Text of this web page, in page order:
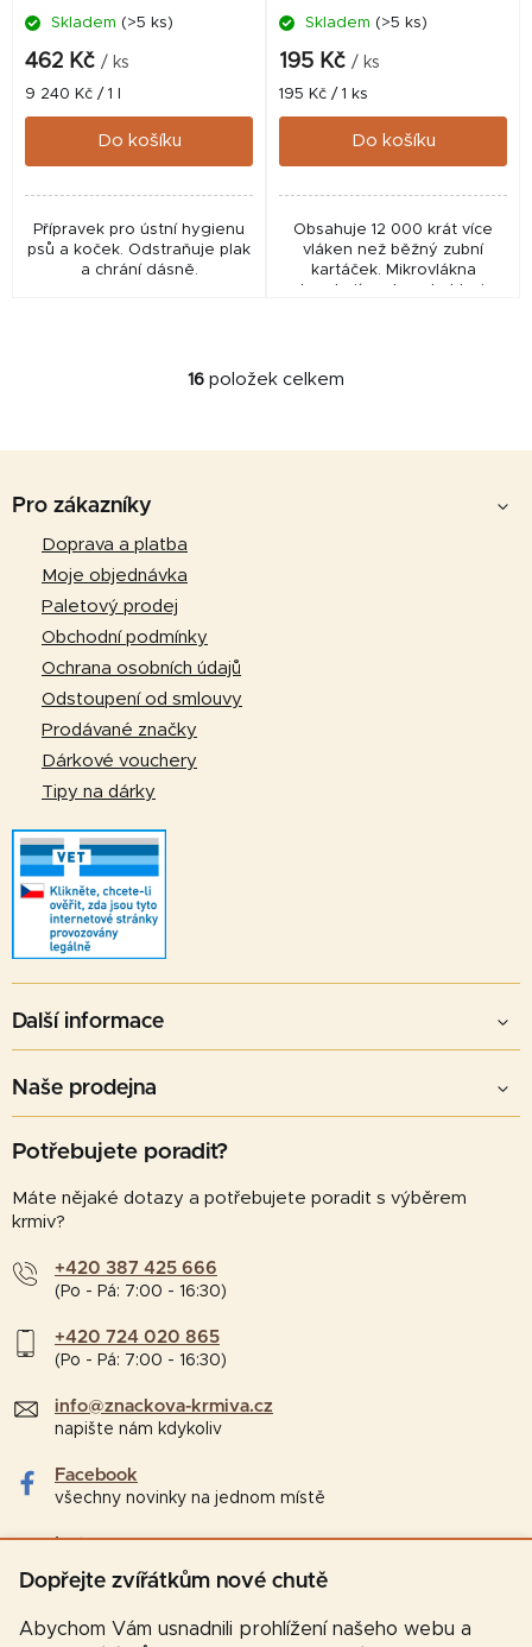
Dopřejte zvířátkům nové chutě
Abychom Vám usnadnili prohlížení našeho webu a
Skladem (>5 ks)
462 Kč / ks
Měrná
cena:
9 240 Kč / 1 l
Do košíku
Přípravek pro ústní hygienu
psů a koček. Odstraňuje plak
a chrání dásně.
Skladem (>5 ks)
195 Kč / ks
Měrná
cena:
195 Kč / 1 ks
Do košíku
Obsahuje 12 000 krát více
vláken než běžný zubní
kartáček. Mikrovlákna
O
16 položek celkem
Pro zákazníky
Doprava a platba
Moje objednávka
Paletový prodej
Obchodní podmínky
Ochrana osobních údajů
Odstoupení od smlouvy
Prodávané značky
Dárkové vouchery
Tipy na dárky
Další informace
Naše prodejna
Potřebujete poradit?
Máte nějaké dotazy a potřebujete poradit s výběrem
krmiv?
+420 387 425 666
(Po - Pá: 7:00 - 16:30)
+420 724 020 865
(Po - Pá: 7:00 - 16:30)
info@znackova-krmiva.cz
napište nám kdykoliv
Facebook
všechny novinky na jednom místě
Instagram
tipy a zajímavosti pro chovatele